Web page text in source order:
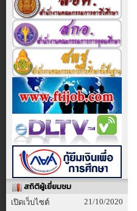
สถิติผู้เยี่ยมชม
เปิดเว็บไซต์
21/10/2020